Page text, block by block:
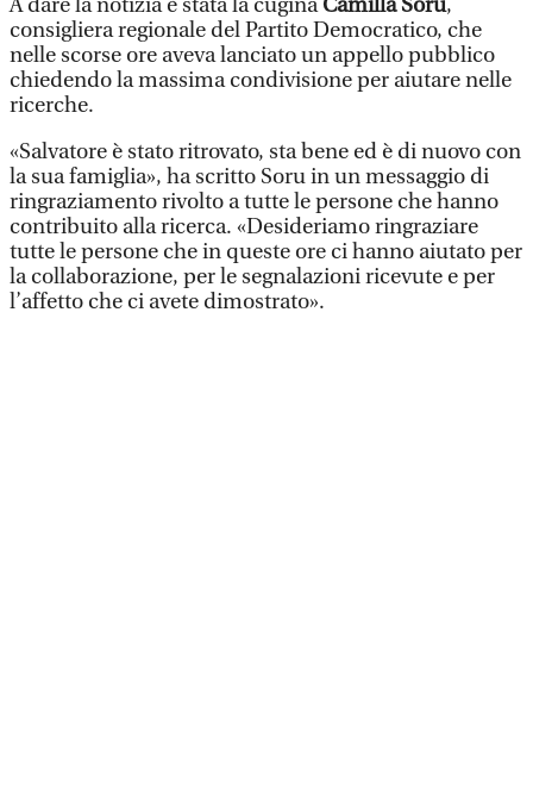
A dare la notizia è stata la cuginaCamilla Soru,
consigliera regionale del Partito Democratico, che
nelle scorse ore aveva lanciato un appello pubblico
chiedendo la massima condivisione per aiutare nelle
ricerche.
«Salvatore è stato ritrovato, sta bene ed è di nuovo con
la sua famiglia», ha scritto Soru in un messaggio di
ringraziamento rivolto a tutte le persone che hanno
contribuito alla ricerca. «Desideriamo ringraziare
tutte le persone che in queste ore ci hanno aiutato per
la collaborazione, per le segnalazioni ricevute e per
l’affetto che ci avete dimostrato».